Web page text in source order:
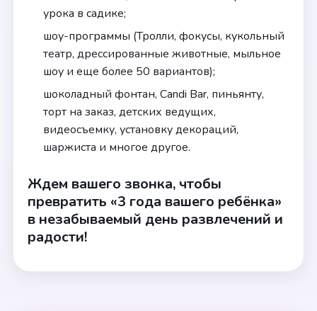
урока в садике;
шоу-программы (Тролли, фокусы, кукольный
театр, дрессированные животные, мыльное
шоу и еще более 50 вариантов);
шоколадный фонтан, Candi Bar, пиньянту,
торт на заказ, детских ведущих,
видеосъемку, установку декораций,
шаржиста и многое другое.
Ждем вашего звонка, чтобы
превратить «3 года вашего ребёнка»
в незабываемый день развлечений и
радости!